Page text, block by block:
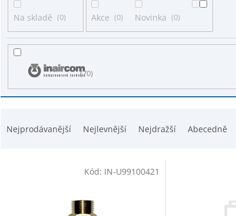
Nejprodávanější Nejlevnější Nejdražší Abecedně
Na skladě 0 Akce 0 Novinka 0
70
u
Kód: IN-U99100421